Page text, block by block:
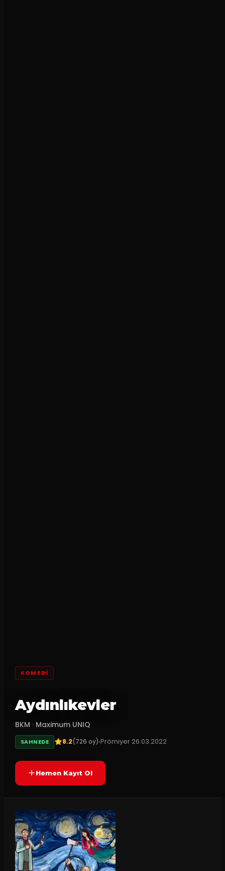
KOMEDI
Aydınlıkevler
BKM · Maximum UNIQ
SAHNEDE 8.2(726 oy)Prömiyer 26.03.2022
Hemen Kayıt Ol